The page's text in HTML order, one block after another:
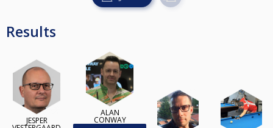
Results
JESPER
ALAN
CONWAY